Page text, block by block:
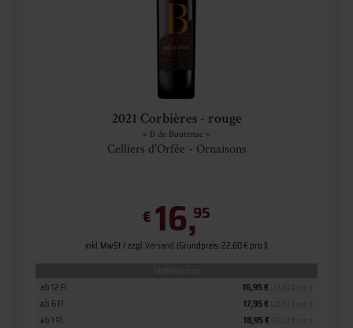
2021 Corbières - rouge
» B de Boutenac «
Celliers d'Orfée - Ornaisons
€ 16,95
inkl. MwSt. / zzgl.Versand (Grundpreis: 22,60 € pro l)
ab 1 Fl. 18,95 €
ab 6 Fl. 17,95 €
ab 12 Fl. 16,95 €